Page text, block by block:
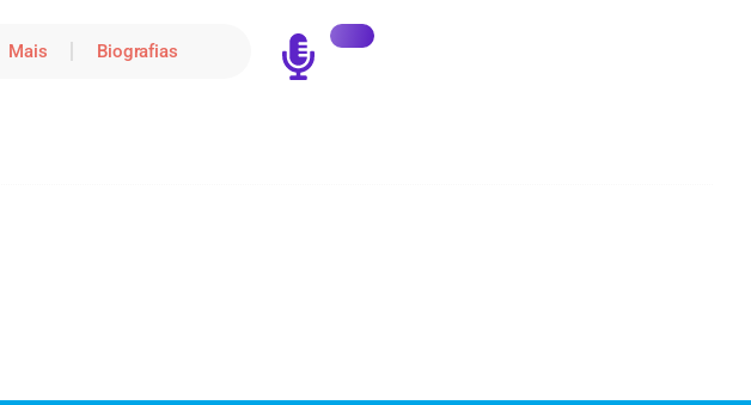
Mais Biografias